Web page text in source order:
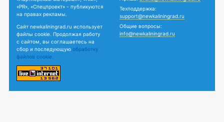
«PR», «Спецпроект» - публикуются
на правах рекламы.
Сайт newkaliningrad.ru использует
файлы cookie. Продолжая работу
с сайтом, вы соглашаетесь на
сбор и последующую обработку
файлов cookie.
Техподдержка:
support@newkaliningrad.ru
Общие вопросы:
info@newkaliningrad.ru